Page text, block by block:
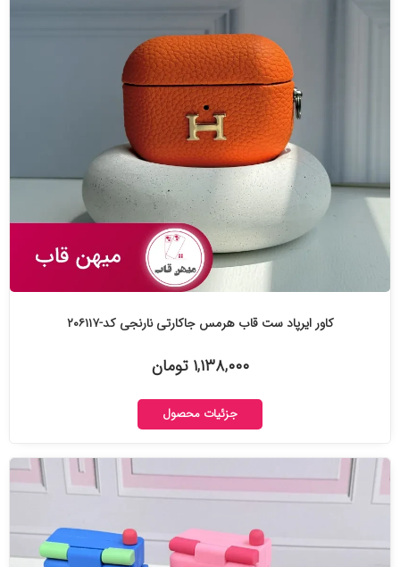
کاور ایرپاد ست قاب هرمس جاکارتی نارنجی کد-۲۰۶۱۱۷
۱,۱۳۸,۰۰۰ تومان
جزئیات محصول